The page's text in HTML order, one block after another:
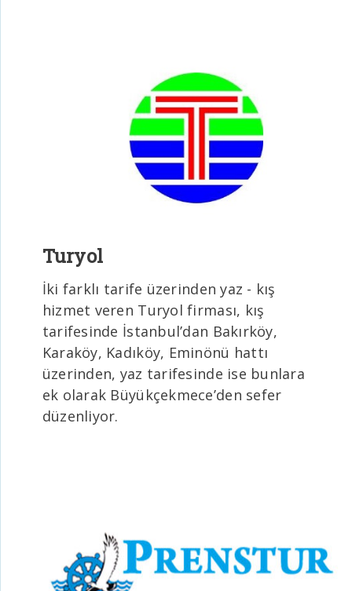
Turyol
İki farklı tarife üzerinden yaz - kış
hizmet veren Turyol firması, kış
tarifesinde İstanbul’dan Bakırköy,
Karaköy, Kadıköy, Eminönü hattı
üzerinden, yaz tarifesinde ise bunlara
ek olarak Büyükçekmece’den sefer
düzenliyor.